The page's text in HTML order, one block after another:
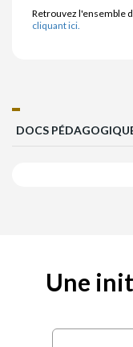
Retrouvez l'ensemble
cliquant ici.
DOCS
Une